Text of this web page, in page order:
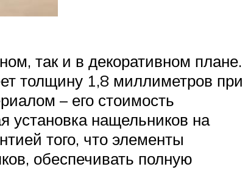
так и в декоративном плане.
толщину 1,8 миллиметров при
– его стоимость
установка нащельников на
того, что элементы
обеспечивать полную